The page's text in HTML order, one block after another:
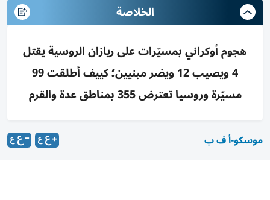
الخلاصة
هجوم أوكراني بمسيّرات على ريازان الروسية يقتل
4 ويصيب 12 ويضر مبنيين؛ كييف أطلقت 99
مسيّرة وروسيا تعترض 355 بمناطق عدة والقرم
موسكو-أ ف ب